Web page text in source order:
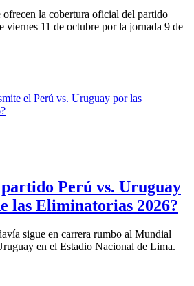
ofrecen la cobertura oficial del partido
viernes 11 de octubre por la jornada 9 de
Perú vs. Uruguay
las Eliminatorias 2026?
sigue en carrera rumbo al Mundial
en el Estadio Nacional de Lima.